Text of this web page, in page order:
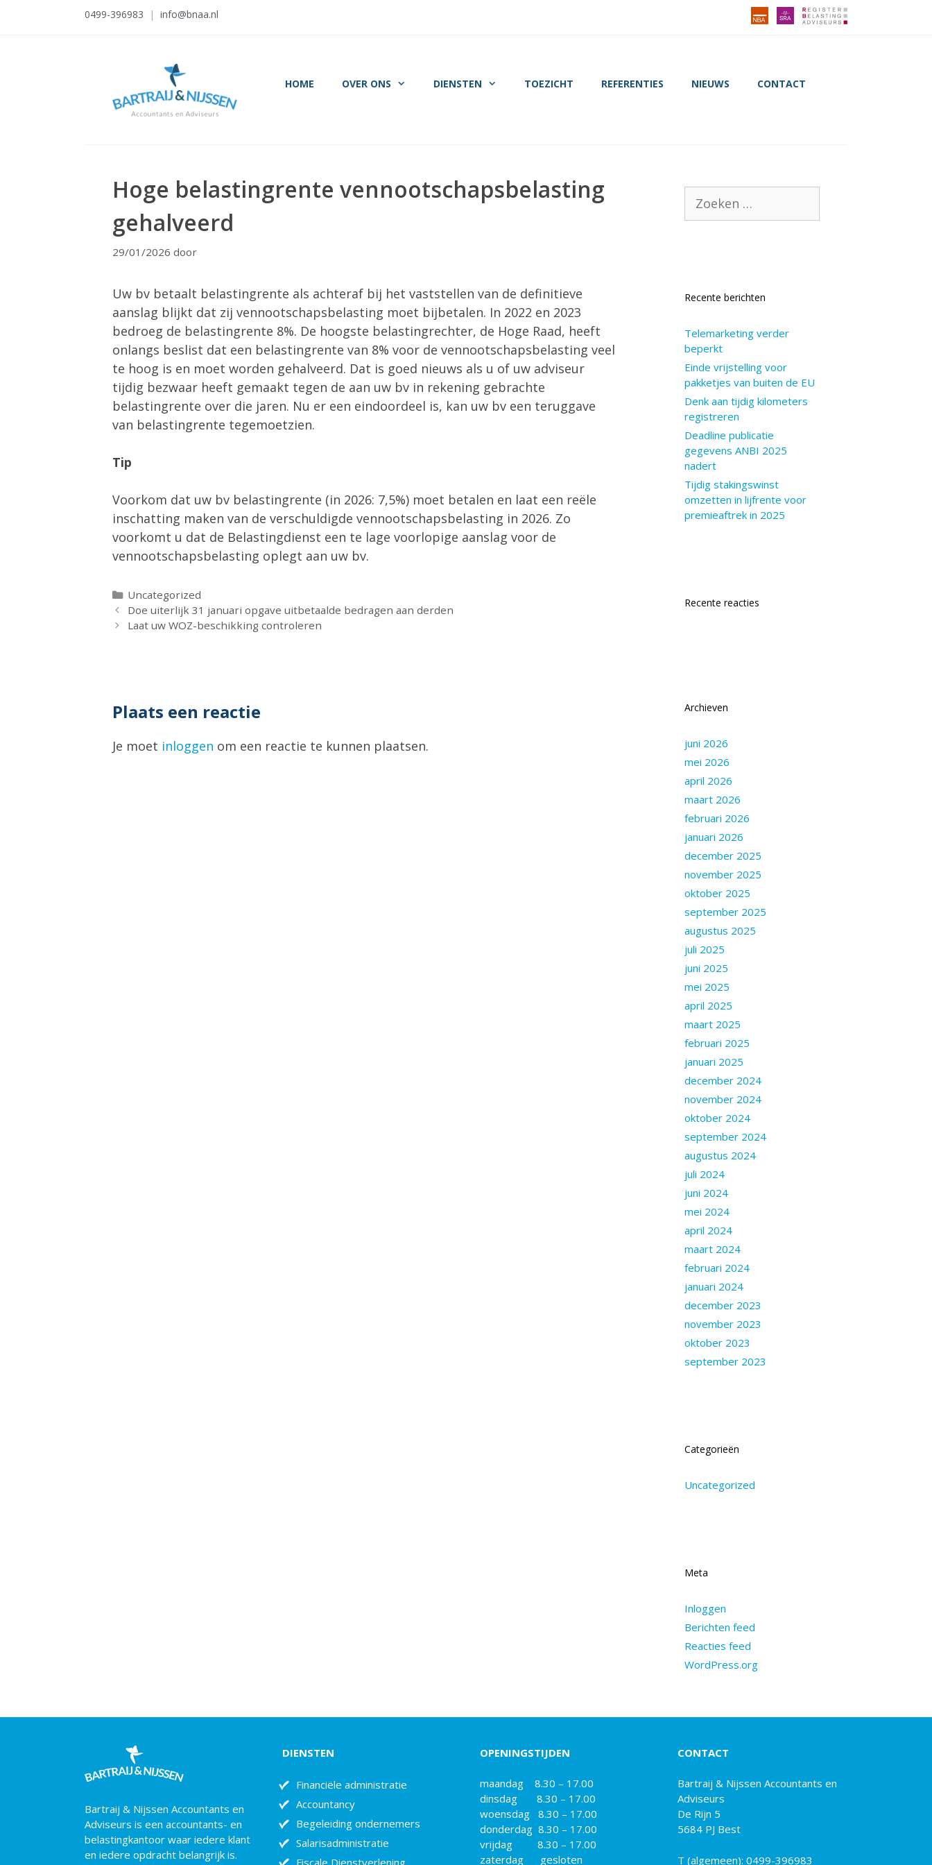
0499-396983 | info@bnaa.nl
HOME OVER ONS DIENSTEN TOEZICHT REFERENTIES NIEUWS CONTACT
Hoge belastingrente vennootschapsbelasting
gehalveerd
29/01/2026 door
Uw bv betaalt belastingrente als achteraf bij het vaststellen van de definitieve
aanslag blijkt dat zij vennootschapsbelasting moet bijbetalen. In 2022 en 2023
bedroeg de belastingrente 8%. De hoogste belastingrechter, de Hoge Raad, heeft
onlangs beslist dat een belastingrente van 8% voor de vennootschapsbelasting veel
te hoog is en moet worden gehalveerd. Dat is goed nieuws als u of uw adviseur
tijdig bezwaar heeft gemaakt tegen de aan uw bv in rekening gebrachte
belastingrente over die jaren. Nu er een eindoordeel is, kan uw bv een teruggave
van belastingrente tegemoetzien.
Tip
Voorkom dat uw bv belastingrente (in 2026: 7,5%) moet betalen en laat een reële
inschatting maken van de verschuldigde vennootschapsbelasting in 2026. Zo
voorkomt u dat de Belastingdienst een te lage voorlopige aanslag voor de
vennootschapsbelasting oplegt aan uw bv.
Categorieën
Uncategorized
Doe uiterlijk 31 januari opgave uitbetaalde bedragen aan derden
Laat uw WOZ-beschikking controleren
Plaats een reactie
Je moet inloggen om een reactie te kunnen plaatsen.
naar:
Recente berichten
Telemarketing verder
beperkt
Einde vrijstelling voor
pakketjes van buiten de EU
Denk aan tijdig kilometers
registreren
Deadline publicatie
gegevens ANBI 2025
nadert
Tijdig stakingswinst
omzetten in lijfrente voor
premieaftrek in 2025
Recente reacties
Archieven
juni 2026
mei 2026
april 2026
maart 2026
februari 2026
januari 2026
december 2025
november 2025
oktober 2025
september 2025
augustus 2025
juli 2025
juni 2025
mei 2025
april 2025
maart 2025
februari 2025
januari 2025
december 2024
november 2024
oktober 2024
september 2024
augustus 2024
juli 2024
juni 2024
mei 2024
april 2024
maart 2024
februari 2024
januari 2024
december 2023
november 2023
oktober 2023
september 2023
Categorieën
Uncategorized
Meta
Inloggen
Berichten feed
Reacties feed
WordPress.org
Bartraij & Nijssen Accountants en
Adviseurs is een accountants- en
belastingkantoor waar iedere klant
en iedere opdracht belangrijk is.
DIENSTEN
Financiële administratie
Accountancy
Begeleiding ondernemers
Salarisadministratie
OPENINGSTIJDEN
maandag 8.30 – 17.00
dinsdag 8.30 – 17.00
woensdag 8.30 – 17.00
donderdag 8.30 – 17.00
vrijdag 8.30 – 17.00
zaterdag gesloten
CONTACT
Bartraij & Nijssen Accountants en
Adviseurs
De Rijn 5
5684 PJ Best
T (algemeen): 0499-396983